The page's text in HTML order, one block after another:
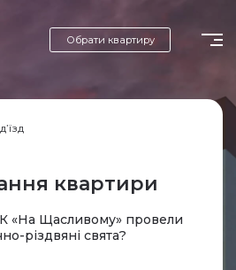
Обрати квартиру
квартири
«На Щасливому» провели
різдвяні свята?